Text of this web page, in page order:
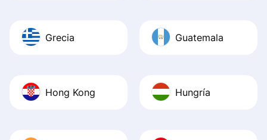
Grecia Guatemala
Hong Kong Hungría